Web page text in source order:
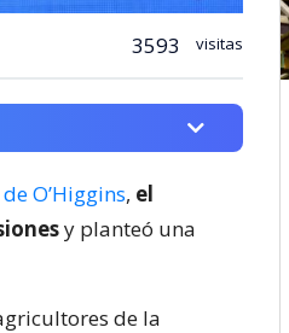
3593 visitas
O’Higgins, el
y planteó una
de la